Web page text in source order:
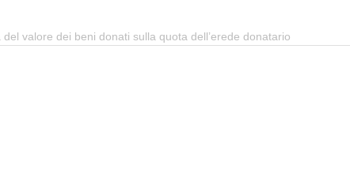
valore dei beni donati sulla quota dell’erede donatario